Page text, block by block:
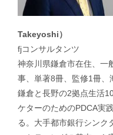
Takeyoshi）
fjコンサルタンツ
神奈川県鎌倉市在住、一
事、単著8冊、監修1冊、
鎌倉と長野の2拠点生活
ケターのためのPDCA実
る。大手都市銀行シンク